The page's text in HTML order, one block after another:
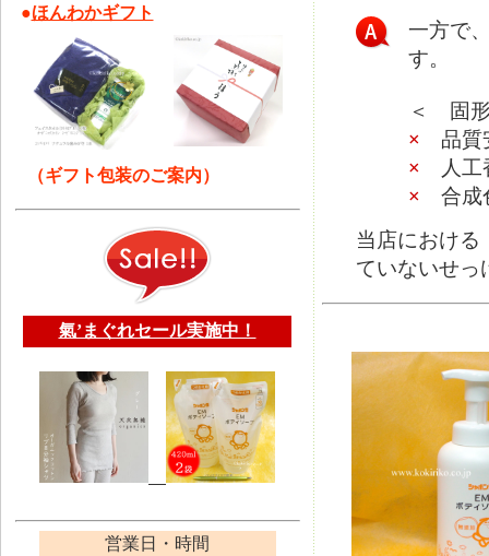
●ほんわかギフト
（ギフト包装のご案内）
氣’まぐれセール実施中！
営業日・時間
一方で
す。
＜ 固
× 品質
× 人工
× 合成
当店における
ていないせっ